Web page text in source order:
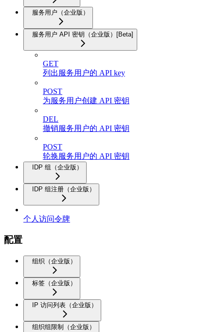
服务用户（企业版）
服务用户 API 密钥（企业版）[Beta]
GET
列出服务用户的 API key
POST
为服务用户创建 API 密钥
DEL
撤销服务用户的 API 密钥
POST
轮换服务用户的 API 密钥
IDP 组（企业版）
IDP 组注册（企业版）
个人访问令牌
配置
组织（企业版）
标签（企业版）
IP 访问列表（企业版）
组织组限制（企业版）